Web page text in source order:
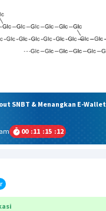
SNBT & Menangkan E-Wallet
00 :11 :15 :12